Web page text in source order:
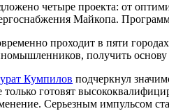
четыре проекта: от
Майкопа.
проходит в пяти
получить основу
Кумпилов подчеркнул
только готовят
Серьезным импульсом